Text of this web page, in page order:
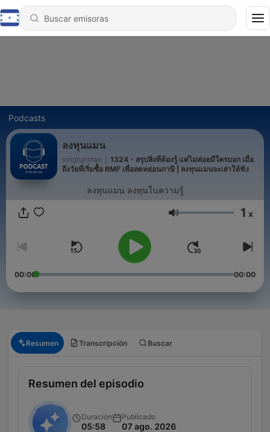
Podcasts
ลงทุนแมน
longtunman
1324 - สรุปสิ่งที่ต้องรู้ แต่ไม่ค่อยมีใครบอก เมื่อ
ถึงวัยที่เริ่มซื้อ RMF เพื่อลดหย่อนภาษี | ลงทุนแมนจะเล่าให้ฟัง
ลงทุนแมน ลงทุนในความรู้
Volumen 1 x
00:00 00:00
Resumen Transcripción Buscar
Resumen del episodio
Duración
05:58
Publicado
07 ago. 2026